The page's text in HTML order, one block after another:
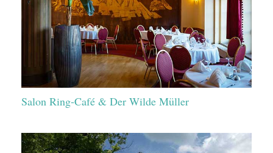
Salon Ring-Café & Der Wilde Müller